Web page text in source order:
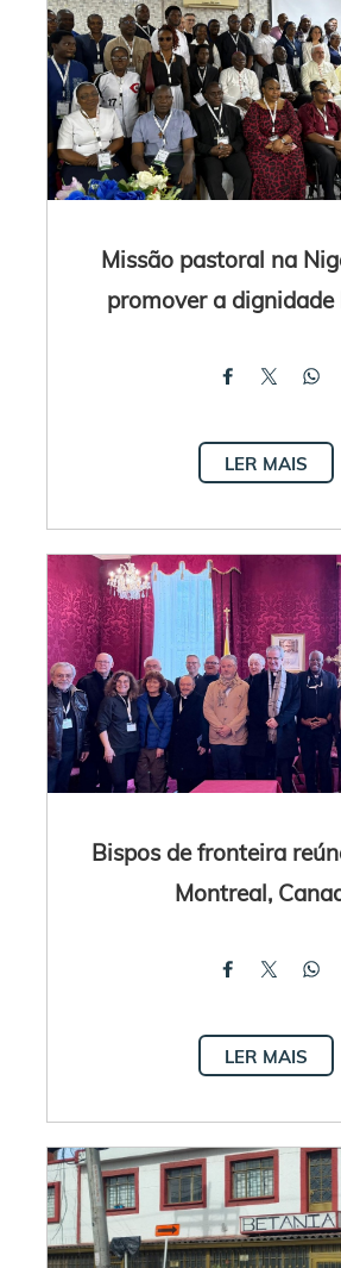
Missão pastoral na
promover a
LER MAIS
Bispos de fronteira
Montreal,
LER MAIS